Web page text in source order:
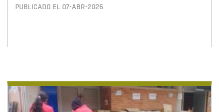
PUBLICADO EL 07•ABR•2026